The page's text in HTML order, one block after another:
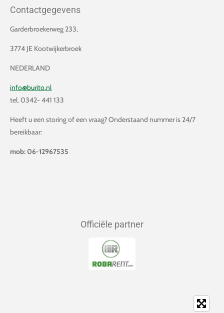
Contactgegevens
Garderbroekerweg 233,
3774 JE Kootwijkerbroek
NEDERLAND
info@burito.nl
tel. 0342- 441 133
Heeft u een storing of een vraag? Onderstaand nummer is 24/7
bereikbaar:
mob: 06-12967535
Officiële partner